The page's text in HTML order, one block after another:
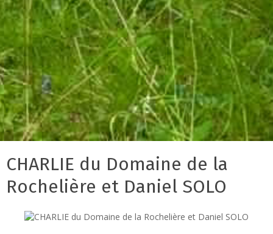
CHARLIE du Domaine de la
Rochelière et Daniel SOLO